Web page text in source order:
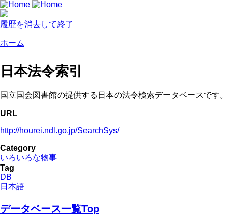
履歴を消去して終了
ホーム
日本法令索引
国立国会図書館の提供する日本の法令検索データベースです。
URL
http://hourei.ndl.go.jp/SearchSys/
Category
いろいろな物事
Tag
DB
日本語
データベース一覧Top